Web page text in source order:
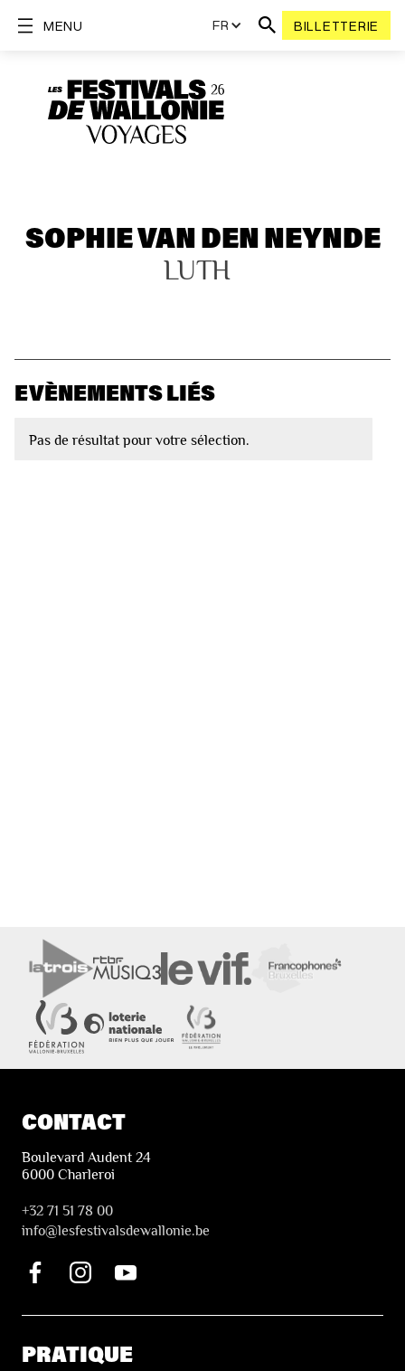
FR BILLETTERIE
MENU
SOPHIE VAN DEN NEYNDE
LUTH
EVÈNEMENTS LIÉS
Pas de résultat pour votre sélection.
CONTACT
Boulevard Audent 24
6000 Charleroi
+32 71 51 78 00
info@lesfestivalsdewallonie.be
PRATIQUE